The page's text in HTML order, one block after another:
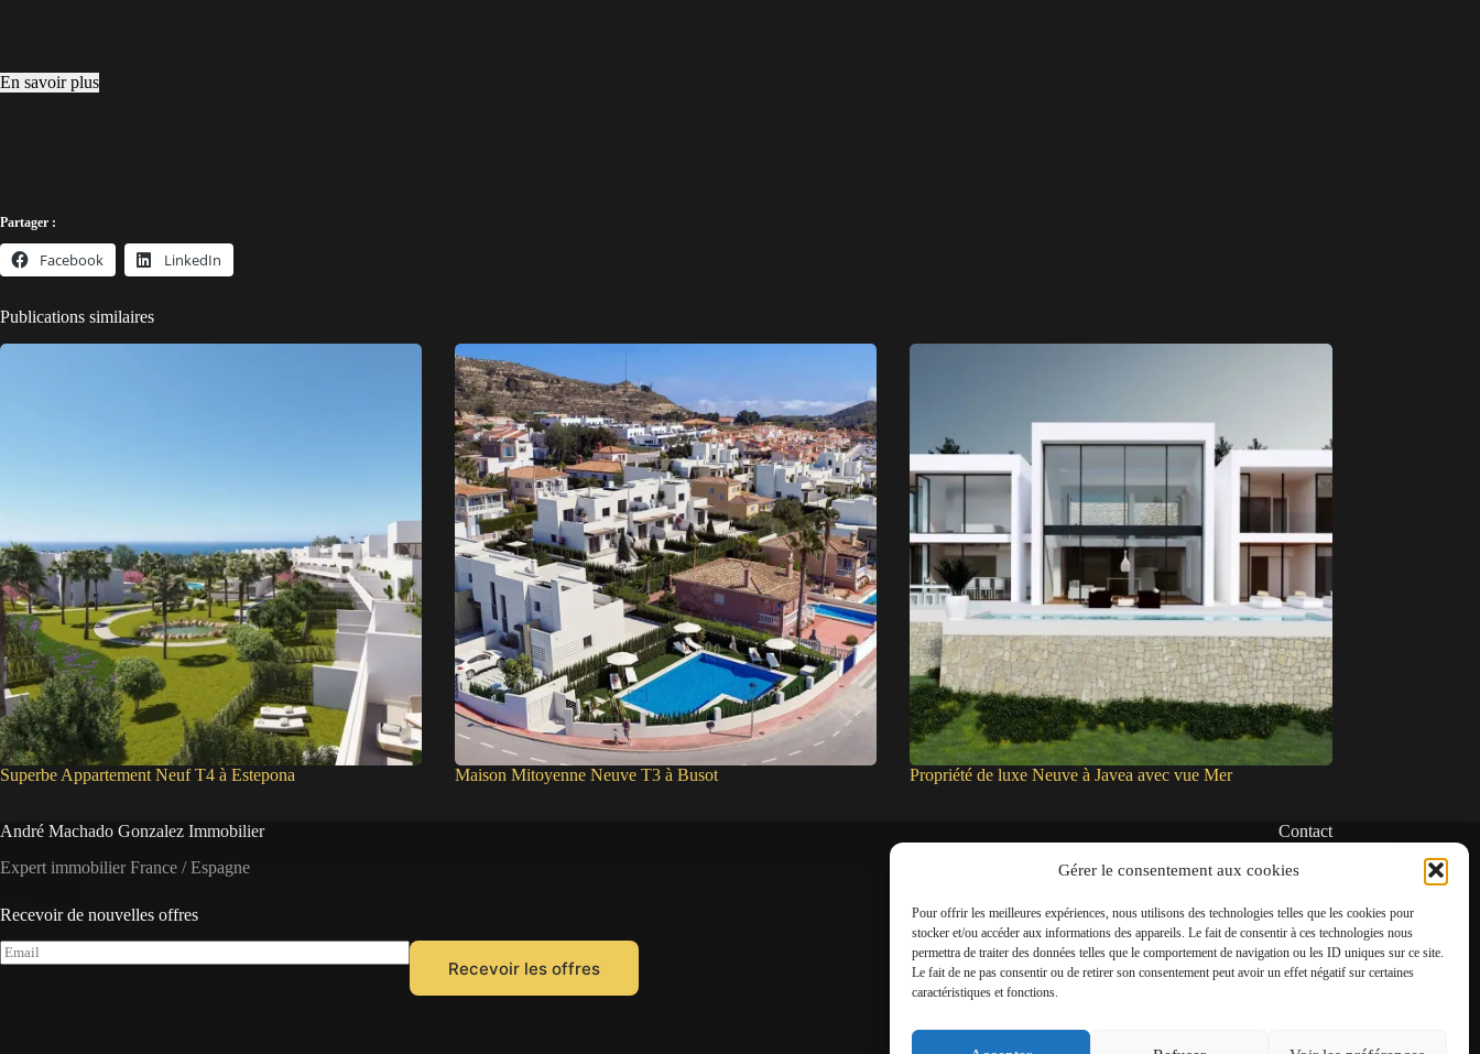
Gérer le consentement aux cookies
Pour offrir les meilleures expériences, nous utilisons des technologies telles que les cookies pour
stocker et/ou accéder aux informations des appareils. Le fait de consentir à ces technologies nous
permettra de traiter des données telles que le comportement de navigation ou les ID uniques sur ce site.
Le fait de ne pas consentir ou de retirer son consentement peut avoir un effet négatif sur certaines
caractéristiques et fonctions.
En savoir plus
Partager :
Facebook LinkedIn
Publications similaires
Superbe Appartement Neuf T4 à Estepona Maison Mitoyenne Neuve T3 à Busot Propriété de luxe Neuve à Javea avec vue Mer
André Machado Gonzalez Immobilier
Expert immobilier France / Espagne
Recevoir de nouvelles offres
E
m
Recevoir les offres
Contact
✆06 22 39 73 24
✉contact@amgh-immobilier.com